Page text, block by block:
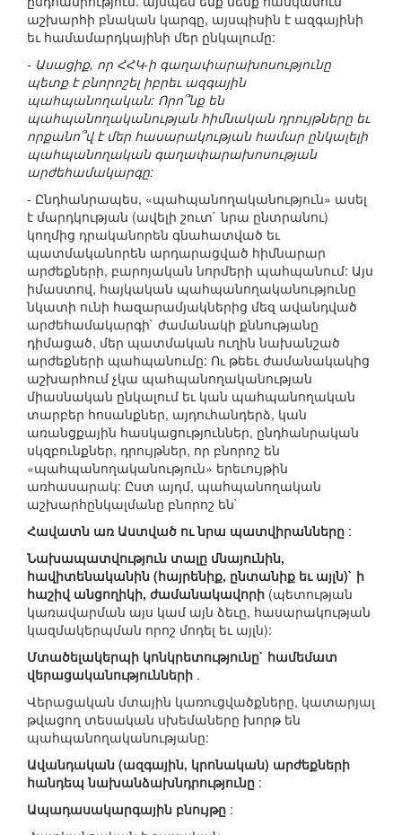
աշխարհի բնական կարգը, այսպիսին է ազգայինի
եւ համամարդկայինի մեր ընկալումը:
- Ասացիք, որ ՀՀԿ-ի գաղափարախոսությունը
պետք է բնորոշել իբրեւ ազգային
պահպանողական: Որո՞նք են
պահպանողականության հիմնական դրույթները եւ
որքանո՞վ է մեր հասարակության համար ընկալելի
պահպանողական գաղափարախոսության
արժեհամակարգը:
- Ընդհանրապես, «պահպանողականություն» ասել
է մարդկության (ավելի շուտ` նրա ընտրանու)
կողմից դրականորեն գնահատված եւ
պատմականորեն արդարացված հիմնարար
արժեքների, բարոյական նորմերի պահպանում: Այս
իմաստով, հայկական պահպանողականությունը
նկատի ունի հազարամյակներից մեզ ավանդված
արժեհամակարգի` ժամանակի քննությանը
դիմացած, մեր պատմական ուղին նախանշած
արժեքների պահպանումը: Ու թեեւ ժամանակակից
աշխարհում չկա պահպանողականության
միասնական ընկալում եւ կան պահպանողական
տարբեր հոսանքներ, այդուհանդերձ, կան
առանցքային հասկացություններ, ընդհանրական
սկզբունքներ, դրույթներ, որ բնորոշ են
«պահպանողականություն» երեւույթին
առհասարակ: Ըստ այդմ, պահպանողական
աշխարհընկալմանը բնորոշ են`
Հավատն առ Աստված ու նրա պատվիրանները :
Նախապատվություն տալը մնայունին,
հավիտենականին (հայրենիք, ընտանիք եւ այլն)` ի
հաշիվ անցողիկի, ժամանակավորի (պետության
կառավարման այս կամ այն ձեւը, հասարակության
կազմակերպման որոշ մոդել եւ այլն):
Մտածելակերպի կոնկրետությունը` համեմատ
վերացականությունների .
Վերացական մտային կառուցվածքները, կատարյալ
թվացող տեսական սխեմաները խորթ են
պահպանողականությանը:
Ավանդական (ազգային, կրոնական) արժեքների
հանդեպ նախանձախնդրությունը :
Ապադասակարգային բնույթը :